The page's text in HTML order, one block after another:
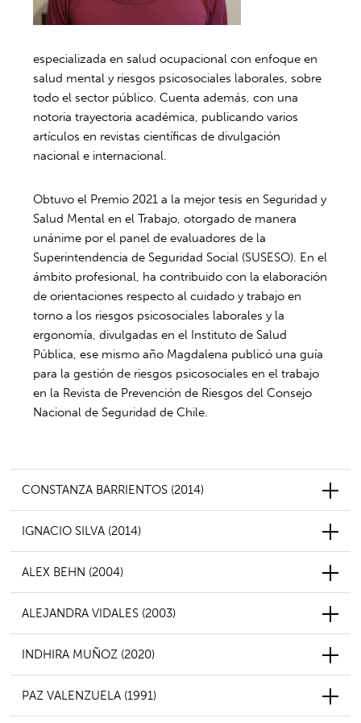
especializada en salud ocupacional con enfoque en
salud mental y riesgos psicosociales laborales, sobre
todo el sector público. Cuenta además, con una
notoria trayectoria académica, publicando varios
artículos en revistas científicas de divulgación
nacional e internacional.
Obtuvo el Premio 2021 a la mejor tesis en Seguridad y
Salud Mental en el Trabajo, otorgado de manera
unánime por el panel de evaluadores de la
Superintendencia de Seguridad Social (SUSESO). En el
ámbito profesional, ha contribuido con la elaboración
de orientaciones respecto al cuidado y trabajo en
torno a los riesgos psicosociales laborales y la
ergonomía, divulgadas en el Instituto de Salud
Pública, ese mismo año Magdalena publicó una guía
para la gestión de riesgos psicosociales en el trabajo
en la Revista de Prevención de Riesgos del Consejo
Nacional de Seguridad de Chile.
CONSTANZA BARRIENTOS (2014)
IGNACIO SILVA (2014)
ALEX BEHN (2004)
ALEJANDRA VIDALES (2003)
INDHIRA MUÑOZ (2020)
PAZ VALENZUELA (1991)